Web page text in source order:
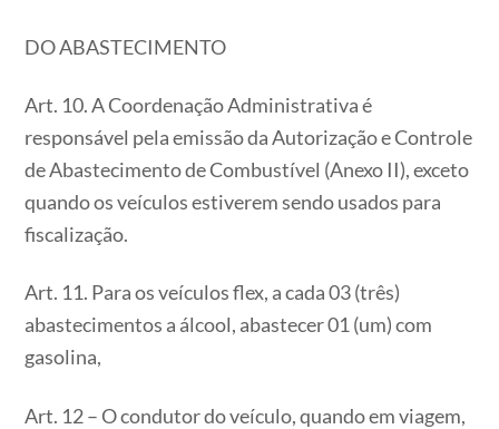
DO ABASTECIMENTO
Art. 10. A Coordenação Administrativa é
responsável pela emissão da Autorização e Controle
de Abastecimento de Combustível (Anexo II), exceto
quando os veículos estiverem sendo usados para
fiscalização.
Art. 11. Para os veículos flex, a cada 03 (três)
abastecimentos a álcool, abastecer 01 (um) com
gasolina,
Art. 12 – O condutor do veículo, quando em viagem,